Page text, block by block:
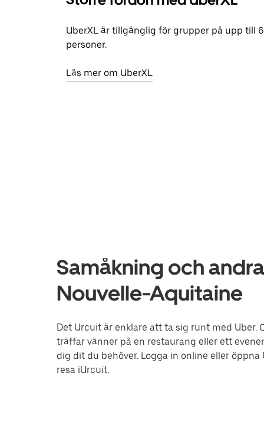
UberXL är tillgänglig för grupper på upp till 6
personer.
Läs mer om UberXL
Samåkning och
Nouvelle-Aquitaine
Det Urcuit är enklare att ta sig runt med
träffar vänner på en restaurang eller ett
dig dit du behöver. Logga in online eller
resa iUrcuit.